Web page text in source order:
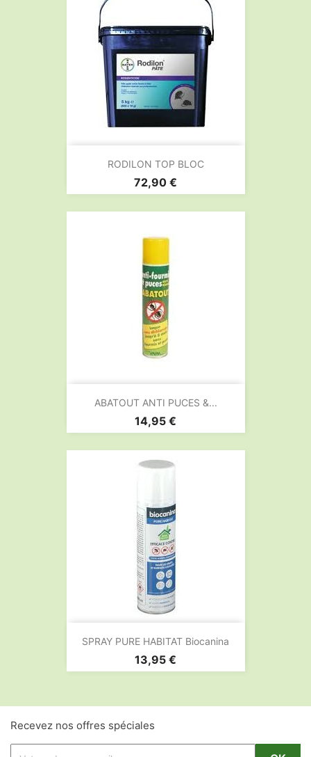
RODILON TOP BLOC
Prix
72,90 €
ABATOUT ANTI PUCES &...
Prix
14,95 €
SPRAY PURE HABITAT Biocanina
Prix
13,95 €
Recevez nos offres spéciales